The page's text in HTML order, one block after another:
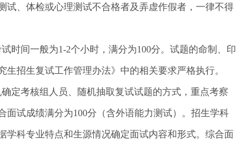
试 、体检或心理测试不合格者及弄虚作假者，一律不得
时间一般为1-2个小时，满分为100分。试题的命制、印
生招生复试工作管理办法》中的相关要求严格执行。
定考核组人员、随机抽取复试试题的方式， 重点考察
面试成绩满分为100分 （含外语能力测试） 。招生学科
学科专业特点和生源情况确定面试内容和形式。综合面